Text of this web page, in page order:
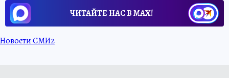
ЧИТАЙТЕ НАС В МАХ!
Новости СМИ2